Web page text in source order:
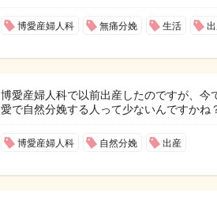
博愛産婦人科 無痛分娩 生活
博愛産婦人科で以前出産したのですが、今
愛で自然分娩する人って少ないんですかね
博愛産婦人科 自然分娩 出産